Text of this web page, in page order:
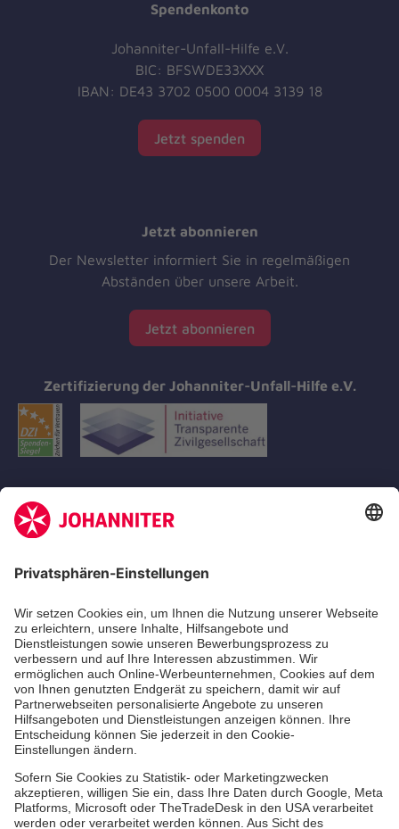
Spendenkonto
Johanniter-Unfall-Hilfe e.V.
BIC: BFSWDE33XXX
IBAN: DE43 3702 0500 0004 3139 18
Jetzt spenden
Jetzt abonnieren
Der Newsletter informiert Sie in regelmäßigen
Abständen über unsere Arbeit.
Jetzt abonnieren
Zertifizierung der Johanniter-Unfall-Hilfe e.V.
Erste-Hilfe-Kurse
Jobs
Ehrenamt
Freiwilligendienst
Johanniter-Jugend
Spendenprojekte
Kindertagesstätten